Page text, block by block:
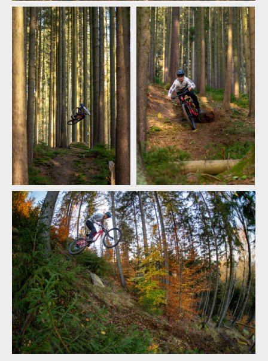
Honza Faistaver Slidin
Honza Faistaver Slidin
Honza Faistaver Slidin
Honza Faistaver Slidin
Honza Faistaver Slidin
Honza Faistaver Slidin